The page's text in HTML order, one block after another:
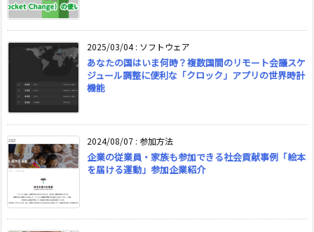
2025/03/04: ソフトウェア
あなたの国はいま何時？複数国間のリモート会議スケ
ジュール調整に便利な「クロック」アプリの世界時計
機能
2024/08/07 : 参加方法
企業の従業員・家族も参加できる社会貢献事例「絵本
を届ける運動」参加企業紹介